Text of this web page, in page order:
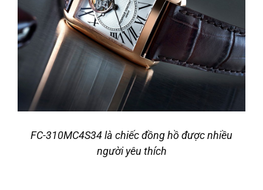
FC-310MC4S34 là chiếc đồng hồ được nhiều
người yêu thích